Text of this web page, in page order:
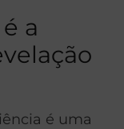
a
é uma